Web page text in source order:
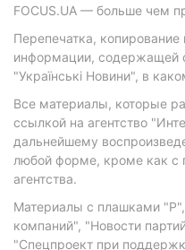
FOCUS.UA — больше чем
Перепечатка,
информации, содержащей
"Українські Новини", в
Все материалы, которые
ссылкой на агентство
дальнейшему
любой форме, кроме как с
агентства.
Материалы с плашками
компаний", "Новости
"Спецпроект при